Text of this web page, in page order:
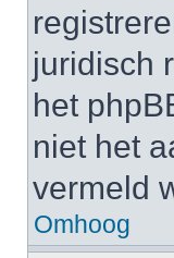
juridisch
het
niet het
vermeld
Omhoog